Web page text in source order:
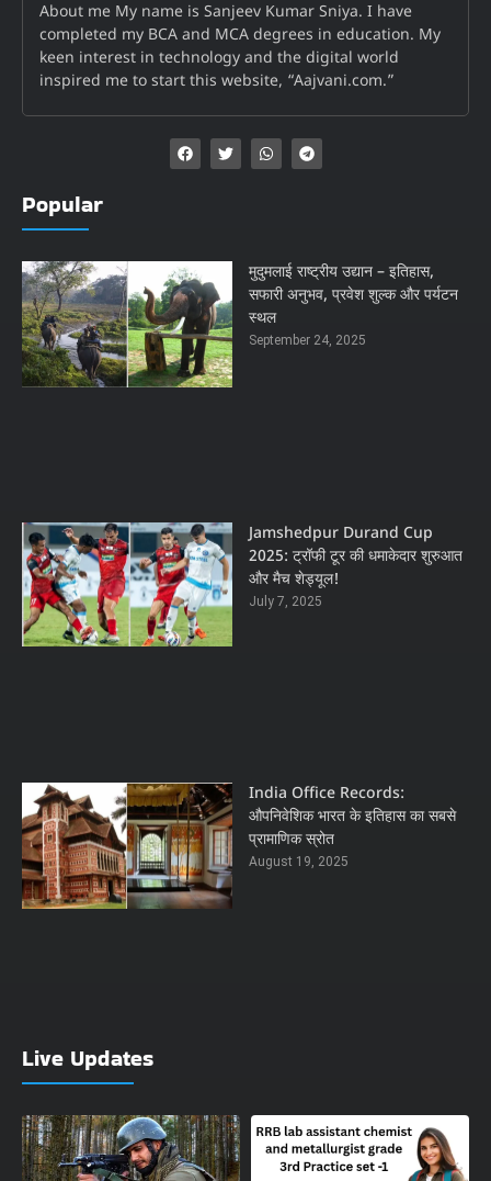
About me My name is Sanjeev Kumar Sniya. I have
completed my BCA and MCA degrees in education. My
keen interest in technology and the digital world
inspired me to start this website, “Aajvani.com.”
Popular
मुदुमलाई राष्ट्रीय उद्यान – इतिहास,
सफारी अनुभव, प्रवेश शुल्क और पर्यटन
स्थल
September 24, 2025
Jamshedpur Durand Cup
2025: ट्रॉफी टूर की धमाकेदार शुरुआत
और मैच शेड्यूल!
July 7, 2025
India Office Records:
औपनिवेशिक भारत के इतिहास का सबसे
प्रामाणिक स्रोत
August 19, 2025
Live Updates